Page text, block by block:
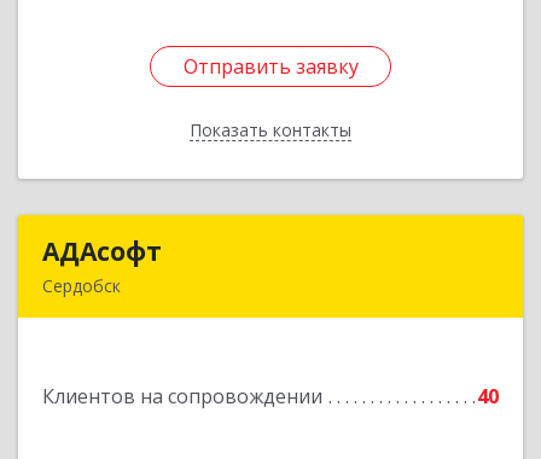
Отправить заявку
Показать контакты
Отправить заявку
Назад
АДАсофт
Сердобск
Клиентов на сопровождении 40
Подробнее